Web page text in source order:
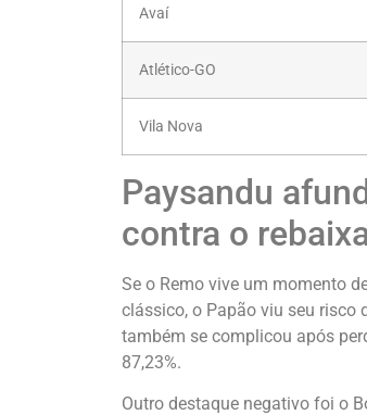
Avaí
Atlético-GO
Vila Nova
Paysandu
contra o
Se o Remo vive um momento
clássico, o Papão viu seu risco
também se complicou após
87,23%.
Outro destaque negativo foi o